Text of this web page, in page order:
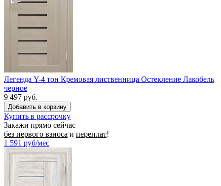
Легенда Y-4 тон Кремовая лиственница Остекление Лакобель
черное
9 497 руб.
Купить в рассрочку
Закажи прямо сейчас
без первого взноса и переплат!
1 591 руб/мес